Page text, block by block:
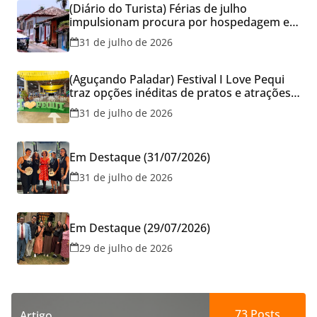
(Diário do Turista) Férias de julho
impulsionam procura por hospedagem em
Goiás e reforçam cuidados na hora de
reservar viagens
31 de julho de 2026
(Aguçando Paladar) Festival I Love Pequi
traz opções inéditas de pratos e atrações
gratuitas no fim de semana dos Pais em
Goiânia
31 de julho de 2026
Em Destaque (31/07/2026)
31 de julho de 2026
Em Destaque (29/07/2026)
29 de julho de 2026